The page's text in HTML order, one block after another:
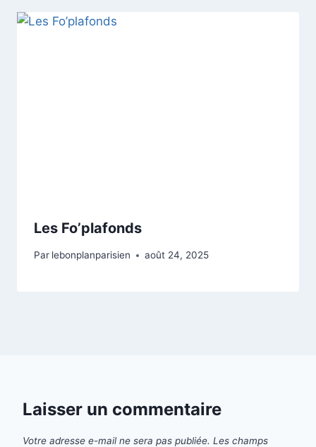
Les Fo’plafonds
Par lebonplanparisien août 24, 2025
Laisser un commentaire
Votre adresse e-mail ne sera pas publiée. Les champs